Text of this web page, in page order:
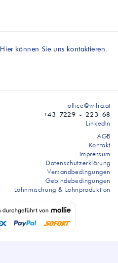
Hier können Sie uns kontaktieren.
office@wifra.at
+43 7229 - 223 68
LinkedIn
AGB
Kontakt
Impressum
Datenschutzerklärung
Versandbedingungen
Gebindebedingungen
Lohnmischung & Lohnproduktion